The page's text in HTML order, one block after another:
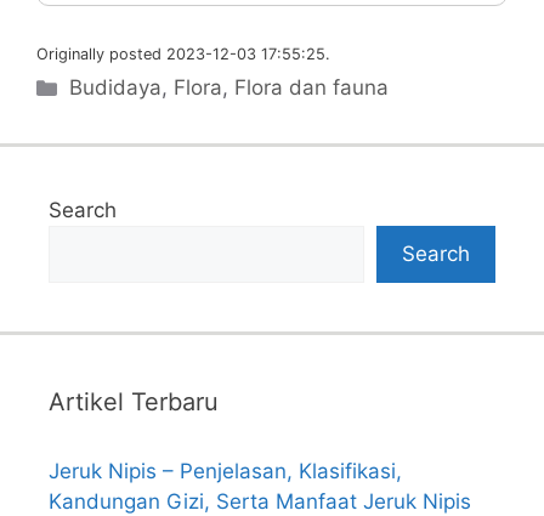
Originally posted 2023-12-03 17:55:25.
Categories
Budidaya, Flora, Flora dan fauna
Search
Search
Artikel Terbaru
Jeruk Nipis – Penjelasan, Klasifikasi,
Kandungan Gizi, Serta Manfaat Jeruk Nipis